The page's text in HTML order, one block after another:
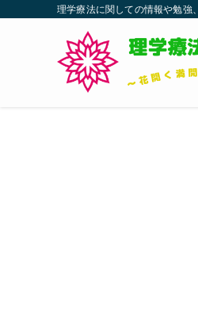
理学療法に関しての情報や勉強